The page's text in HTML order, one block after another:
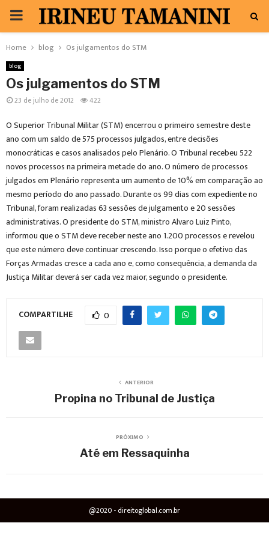
PRIMARY
MENU
Home blog Os julgamentos do STM
blog
Os julgamentos do STM
23 de julho de 2012 422
O Superior Tribunal Militar (STM) encerrou o primeiro semestre deste
ano com um saldo de 575 processos julgados, entre decisões
monocráticas e casos analisados pelo Plenário. O Tribunal recebeu 522
novos processos na primeira metade do ano. O número de processos
julgados em Plenário representa um aumento de 10% em comparação ao
mesmo período do ano passado. Durante os 99 dias com expediente no
Tribunal, foram realizadas 63 sessões de julgamento e 20 sessões
administrativas. O presidente do STM, ministro Alvaro Luiz Pinto,
informou que o STM deve receber neste ano 1.200 processos e revelou
que este número deve continuar crescendo. Isso porque o efetivo das
Forças Armadas cresce a cada ano e, como consequência, a demanda da
Justiça Militar deverá ser cada vez maior, segundo o presidente.
COMPARTILHE 0
ANTERIOR
Propina no Tribunal de Justiça
PRÓXIMO
Até em Ressaquinha
@2020 - direitoglobal.com.br